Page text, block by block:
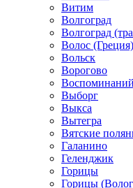
Витим
Волгоград
Волгоград
Волос (Греция)
Вольск
Ворогово
Воспоминаний
Выборг
Выкса
Вытегра
Вятские
Галанино
Геленджик
Горицы
Горицы